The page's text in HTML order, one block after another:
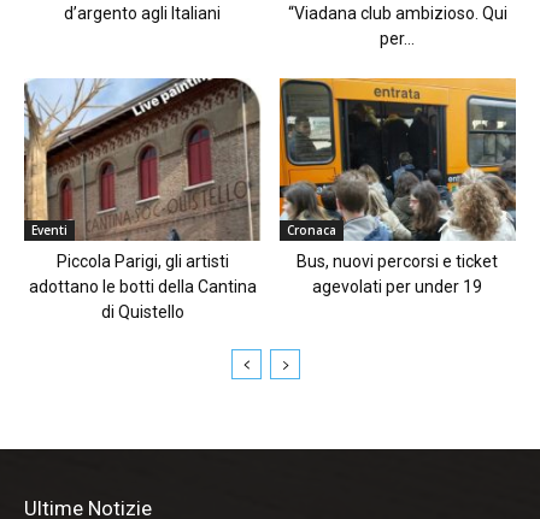
d’argento agli Italiani
“Viadana club ambizioso. Qui
per...
Eventi
Piccola Parigi, gli artisti
adottano le botti della Cantina
di Quistello
Cronaca
Bus, nuovi percorsi e ticket
agevolati per under 19
Ultime Notizie